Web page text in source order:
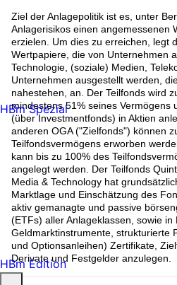
Rest (11.43%)
Ziel der Anlagepolitik ist es, unter
Anlagerisikos einen angemessenen
erzielen. Um dies zu erreichen, legt
Wertpapiere, die von Unternehmen
Technologie, (soziale) Medien,
Unternehmen ausgestellt werden,
nahestehen, an. Der Teilfonds wird
mindestens 51% seines Vermögens
(über Investmentfonds) in Aktien
anderen OGA ("Zielfonds") können
Teilfondsvermögens erworben
kann bis zu 100% des
angelegt werden. Der Teilfonds
Media & Technology hat
Marktlage und Einschätzung des
aktiv gemanagte und passive
(ETFs) aller Anlageklassen, sowie in
Geldmarktinstrumente, strukturierte
und Optionsanleihen) Zertifikate,
Derivate und Festgelder anzulegen.
HBm Spezial
HBm Edition